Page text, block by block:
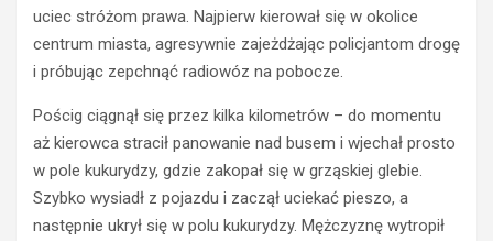
uciec stróżom prawa. Najpierw kierował się w okolice
centrum miasta, agresywnie zajeżdżając policjantom drogę
i próbując zepchnąć radiowóz na pobocze.
Pościg ciągnął się przez kilka kilometrów – do momentu
aż kierowca stracił panowanie nad busem i wjechał prosto
w pole kukurydzy, gdzie zakopał się w grząskiej glebie.
Szybko wysiadł z pojazdu i zaczął uciekać pieszo, a
następnie ukrył się w polu kukurydzy. Mężczyznę wytropił